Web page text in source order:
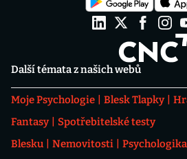
Další témata z našich webů
Moje Psychologie Blesk Tlapky
Fantasy
Spotřebitelské testy
Blesku
Nemovitosti